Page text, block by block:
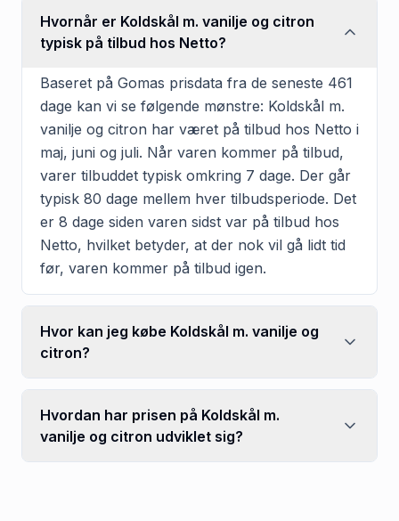
Hvornår er Koldskål m. vanilje og citron
typisk på tilbud hos Netto?
Baseret på Gomas prisdata fra de seneste 461
dage kan vi se følgende mønstre: Koldskål m.
vanilje og citron har været på tilbud hos Netto i
maj, juni og juli. Når varen kommer på tilbud,
varer tilbuddet typisk omkring 7 dage. Der går
typisk 80 dage mellem hver tilbudsperiode. Det
er 8 dage siden varen sidst var på tilbud hos
Netto, hvilket betyder, at der nok vil gå lidt tid
før, varen kommer på tilbud igen.
Hvor kan jeg købe Koldskål m. vanilje og
citron?
Hvordan har prisen på Koldskål m.
vanilje og citron udviklet sig?